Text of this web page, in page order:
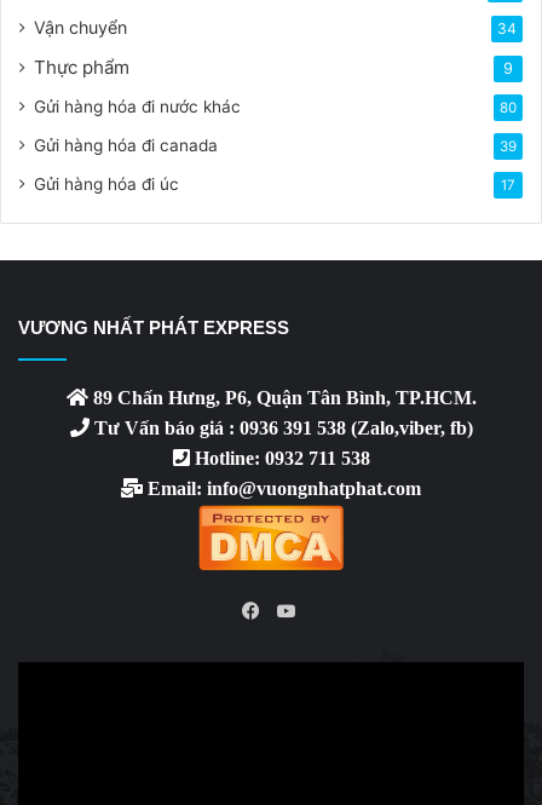
Vận chuyển 34
Thực phẩm 9
Gửi hàng hóa đi nước khác 80
Gửi hàng hóa đi canada 39
Gửi hàng hóa đi úc 17
VƯƠNG NHẤT PHÁT EXPRESS
89 Chấn Hưng, P6, Quận Tân Bình, TP.HCM.
Tư Vấn báo giá : 0936 391 538 (Zalo,viber, fb)
Hotline: 0932 711 538
Email: info@vuongnhatphat.com
YouTube